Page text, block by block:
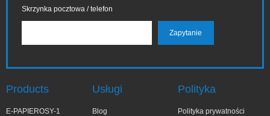
Skrzynka pocztowa / telefon
Products
E-PAPIEROSY-1
Usługi
Blog
Polityka
Polityka prywatności